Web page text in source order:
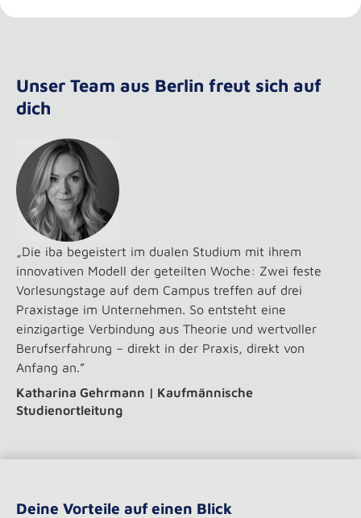
Unser Team aus Berlin freut sich auf
dich
„Die iba begeistert im dualen Studium mit ihrem
innovativen Modell der geteilten Woche: Zwei feste
Vorlesungstage auf dem Campus treffen auf drei
Praxistage im Unternehmen. So entsteht eine
einzigartige Verbindung aus Theorie und wertvoller
Berufserfahrung – direkt in der Praxis, direkt von
Anfang an.”
Katharina Gehrmann | Kaufmännische
Studienortleitung
Deine Vorteile auf einen Blick